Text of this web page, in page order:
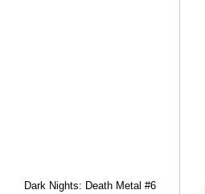
Dark Nights: Death Metal #6